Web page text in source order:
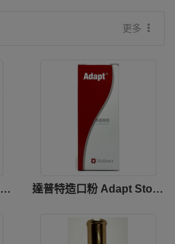
更多
CLOFENAC SR TAB 100MG 達普特造口粉 Adapt Stoma Powder